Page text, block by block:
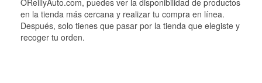
OReillyAuto.com, puedes ver la disponibilidad de productos
en la tienda más cercana y realizar tu compra en línea.
Después, solo tienes que pasar por la tienda que elegiste y
recoger tu orden.